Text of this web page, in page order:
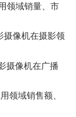
领域销量、市
摄像机在摄影领
摄像机在广播
领域销售额、